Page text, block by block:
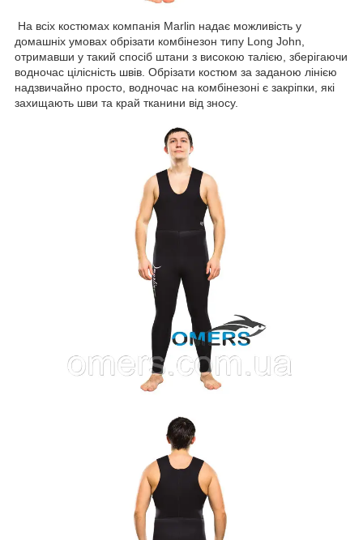
На всіх костюмах компанія Marlin надає можливість у
домашніх умовах обрізати комбінезон типу Long John,
отримавши у такий спосіб штани з високою талією, зберігаючи
водночас цілісність швів. Обрізати костюм за заданою лінією
надзвичайно просто, водночас на комбінезоні є закріпки, які
захищають шви та край тканини від зносу.